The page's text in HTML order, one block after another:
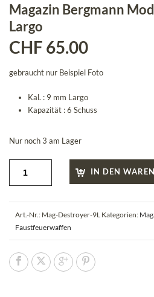
Magazin Bergmann
Largo
CHF 65.00
gebraucht nur Beispiel Foto
Kal. : 9 mm Largo
Kapazität : 6 Schuss
Nur noch 3 am Lager
IN DEN
Art.-Nr.: Mag-Destroyer-9L Kategorien:
Faustfeuerwaffen